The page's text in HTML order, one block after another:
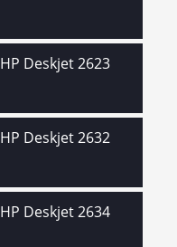
HP Deskjet 2623
HP Deskjet 2632
HP Deskjet 2634